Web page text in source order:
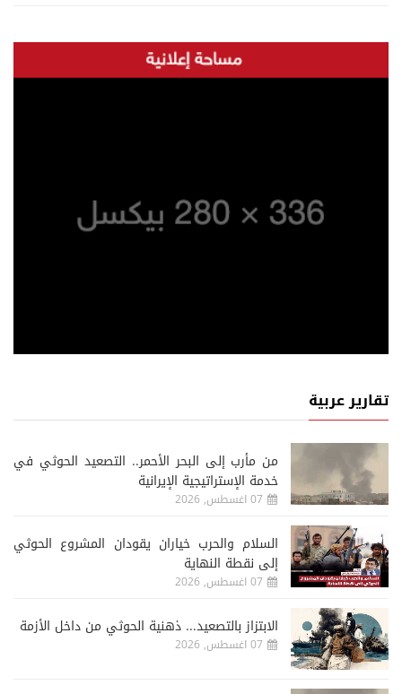
تقارير عربية
من مأرب إلى البحر الأحمر.. التصعيد الحوثي في
خدمة الإستراتيجية الإيرانية
07 اغسطس, 2026
السلام والحرب خياران يقودان المشروع الحوثي
إلى نقطة النهاية
07 اغسطس, 2026
الابتزاز بالتصعيد... ذهنية الحوثي من داخل الأزمة
07 اغسطس, 2026